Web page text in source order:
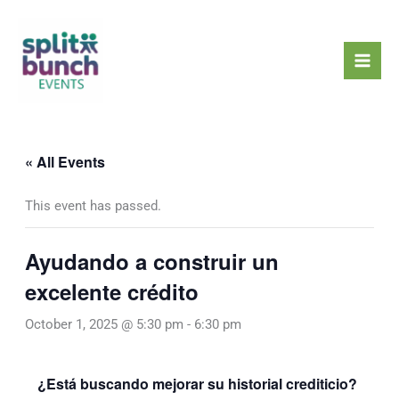
content
« All Events
This event has passed.
Ayudando a construir un
excelente crédito
October 1, 2025 @ 5:30 pm - 6:30 pm
¿Está buscando mejorar su historial crediticio?